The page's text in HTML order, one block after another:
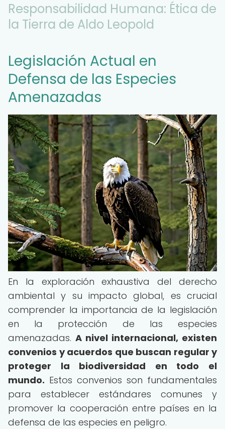
Responsabilidad Humana: Ética de
la Tierra de Aldo Leopold
Legislación Actual en
Defensa de las Especies
Amenazadas
En la exploración exhaustiva del derecho
ambiental y su impacto global, es crucial
comprender la importancia de la legislación
en la protección de las especies
amenazadas. A nivel internacional, existen
convenios y acuerdos que buscan regular y
proteger la biodiversidad en todo el
mundo. Estos convenios son fundamentales
para establecer estándares comunes y
promover la cooperación entre países en la
defensa de las especies en peligro.